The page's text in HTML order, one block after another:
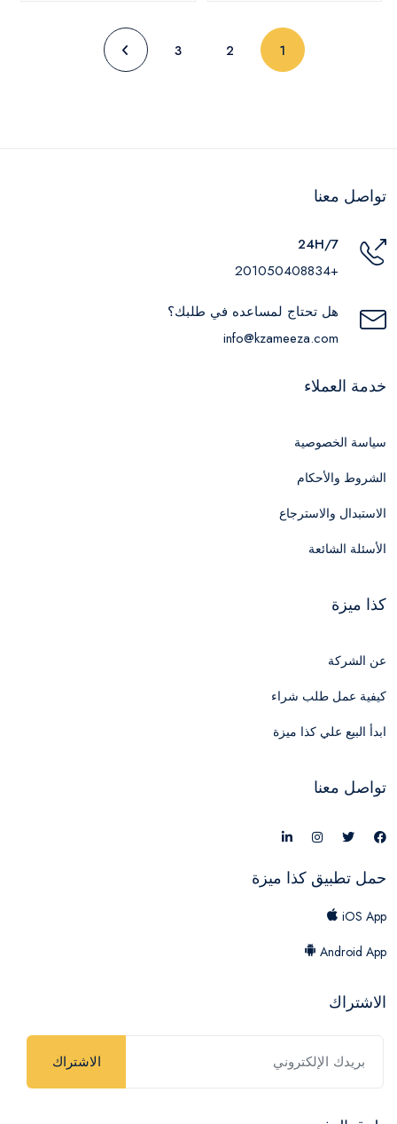
1
2
3
تواصل معنا
24H/7
+201050408834
هل تحتاج لمساعده في طلبك؟
info@kzameeza.com
خدمة العملاء
سياسة الخصوصية
الشروط والأحكام
الاستبدال والاسترجاع
الأسئلة الشائعة
كذا ميزة
عن الشركة
كيفية عمل طلب شراء
ابدأ البيع علي كذا ميزة
تواصل معنا
حمل تطبيق كذا ميزة
iOS App
Android App
الاشتراك
الاشتراك